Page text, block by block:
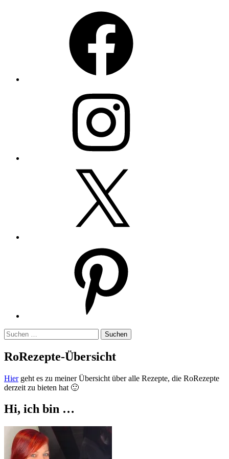
Jana
DeLeon”
Suchen
nach:
RoRezepte-Übersicht
Hiergeht es zu meiner Übersicht über alle Rezepte, die RoRezepte
derzeit zu bieten hat 🙂
Hi, ich bin …